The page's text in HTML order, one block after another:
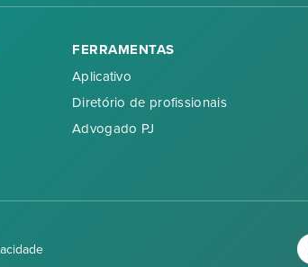
FERRAMENTAS
Aplicativo
Diretório de profissionais
Advogado PJ